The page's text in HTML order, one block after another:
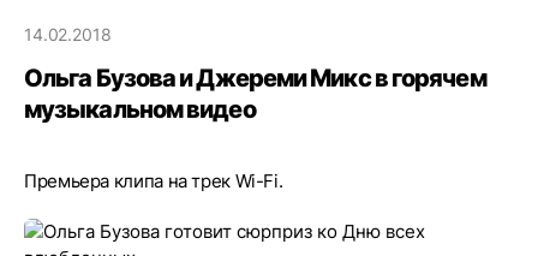
14.02.2018
Ольга Бузова и Джереми Микс в горячем
музыкальном видео
Премьера клипа на трек Wi-Fi.